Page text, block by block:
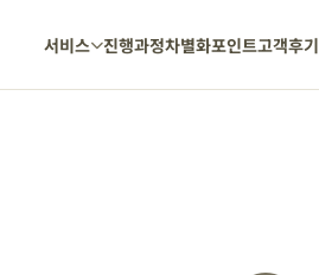
서비스 진행과정차별화포인트고객후기